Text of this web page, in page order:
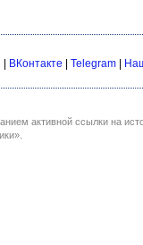
ВКонтакте Telegram
активной ссылки на
.